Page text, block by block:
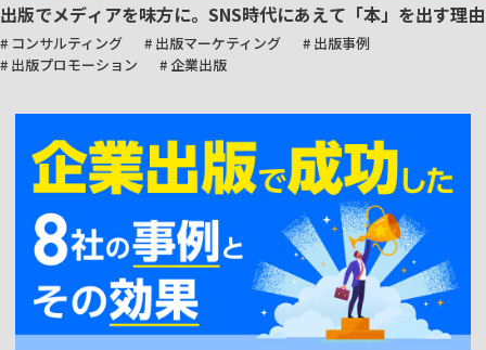
出版でメディアを味方に。SNS時代にあえて「本」を出す理由
# コンサルティング # 出版マーケティング
# 出版事例
# 出版プロモーション
# 企業出版